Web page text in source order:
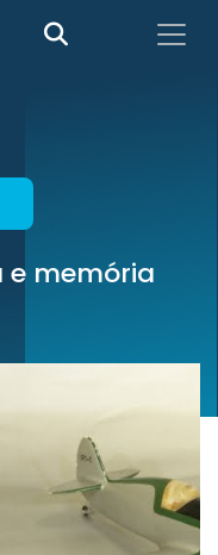
e memória